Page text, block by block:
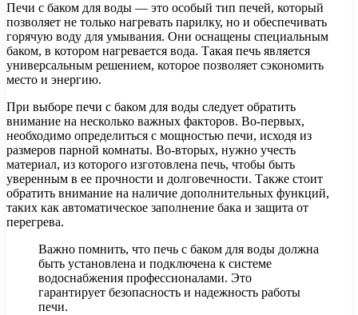
Печи с баком для воды — это особый тип печей, который
позволяет не только нагревать парилку, но и обеспечивать
горячую воду для умывания. Они оснащены специальным
баком, в котором нагревается вода. Такая печь является
универсальным решением, которое позволяет сэкономить
место и энергию.
При выборе печи с баком для воды следует обратить
внимание на несколько важных факторов. Во-первых,
необходимо определиться с мощностью печи, исходя из
размеров парной комнаты. Во-вторых, нужно учесть
материал, из которого изготовлена печь, чтобы быть
уверенным в ее прочности и долговечности. Также стоит
обратить внимание на наличие дополнительных функций,
таких как автоматическое заполнение бака и защита от
перегрева.
Важно помнить, что печь с баком для воды должна
быть установлена и подключена к системе
водоснабжения профессионалами. Это
гарантирует безопасность и надежность работы
печи.